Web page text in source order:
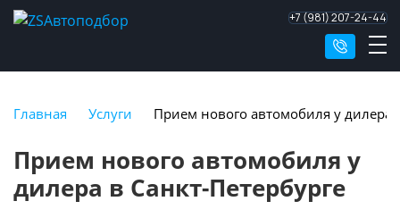
+7 (981) 207-24-44
Главная Услуги Прием нового автомобиля у дилера
Прием нового автомобиля у
дилера в Санкт-Петербурге